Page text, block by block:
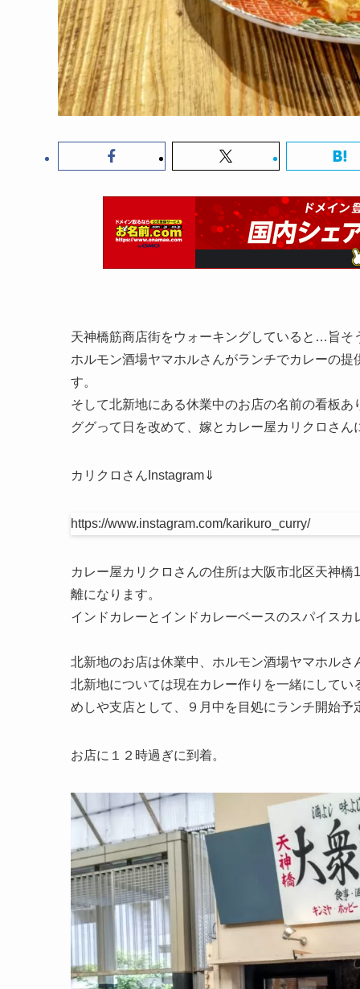
天神橋筋商店街をウォーキングしていると…旨そ
ホルモン酒場ヤマホルさんがランチでカレーの
す。
そして北新地にある休業中のお店の名前の看板あ
ググって日を改めて、嫁とカレー屋カリクロさん
カリクロさんInstagram⇓
https://www.instagram.com/karikuro_curry/
カレー屋カリクロさんの住所は大阪市北区天神
離になります。
インドカレーとインドカレーベースのスパイスカ
北新地のお店は休業中、ホルモン酒場ヤマホル
北新地については現在カレー作りを一緒にして
めしや支店として、９月中を目処にランチ開始予
お店に１２時過ぎに到着。